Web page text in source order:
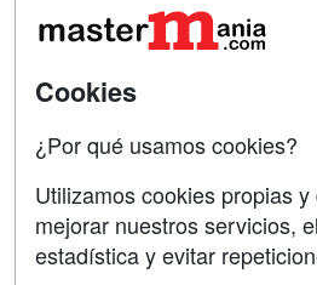
Contactar
Copyleft
Cookies
¿Por qué usamos cookies?
Utilizamos cookies propias
mejorar nuestros servicios,
estadística y evitar